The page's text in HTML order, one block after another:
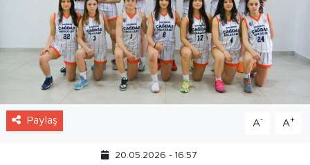
Paylaş A- A+
20.05.2026 - 16:57